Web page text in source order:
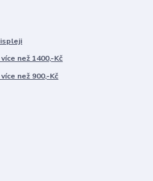
než 1400,-Kč
než 900,-Kč